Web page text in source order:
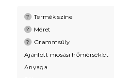
? Termék színe
? Méret
? Grammsúly
Ajánlott mosási hőmérséklet
Anyaga